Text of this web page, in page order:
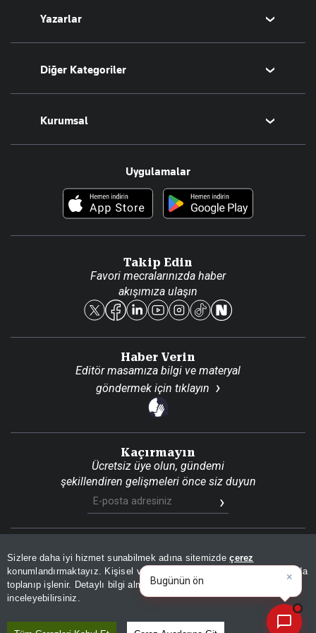
Sizlere daha iyi hizmet sunabilmek adına sitemizdeçerez
konumlandırmaktayız. Kişisel verileriniz, KVKK ve GDPR kapsamında
toplanıp işlenir. Detaylı bilgi almak içinAydınlatma Metnimizi
inceleyebilirsiniz.
Tarih
Sesli Yayınlar
Yazarlar
Tüm Yazarlar
Diğer Kategoriler
Teknoloji
Foto Haber
Kurumsal
Künye
Reklam Ver
Uygulamalar
Takip Edin
Favori mecralarınızda haber
akışımıza ulaşın
Haber Verin
Editör masamıza bilgi ve materyal
göndermek için tıklayın
Kaçırmayın
Ücretsiz üye olun, gündemi
şekillendiren gelişmeleri önce siz duyun
© 2026 İhlas Medya Grubu. Tüm Hakları Saklıdır
Son DakikaSite HaritasıRSSKVKK Aydınlatma Metni
Gizlilik PolitikasıÇerez Politikası
×
Bugünün öne çıkan manşetler